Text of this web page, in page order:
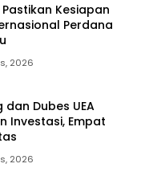
Kesiapan
Perdana
2026
Dubes UEA
Investasi, Empat
2026